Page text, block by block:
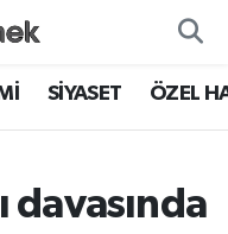
SİYASET ÖZEL
davasında